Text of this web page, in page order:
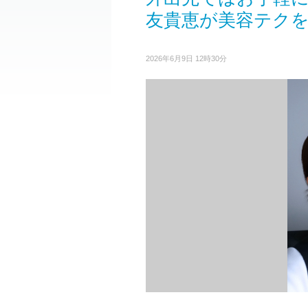
友貴恵が美容テク
2026年6月9日 12時30分